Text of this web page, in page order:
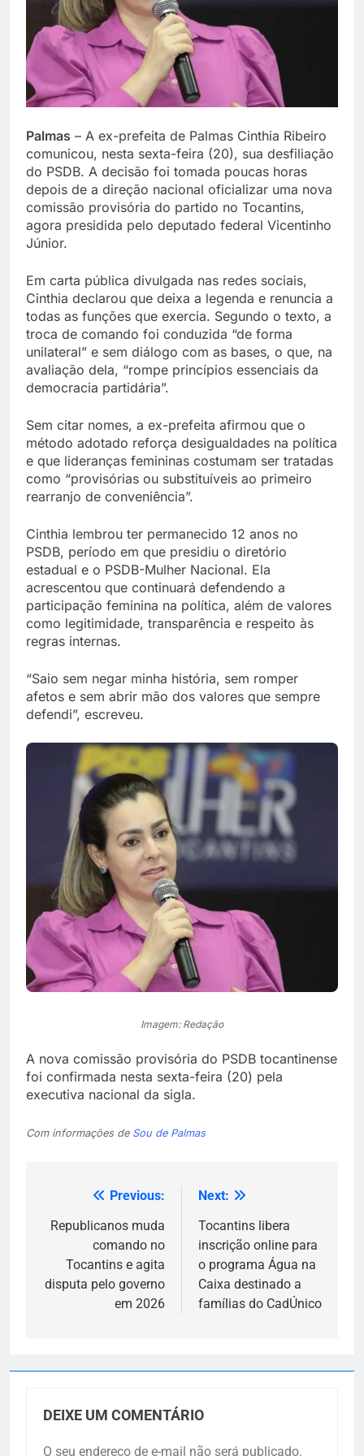
Palmas – A ex-prefeita de Palmas Cinthia Ribeiro
comunicou, nesta sexta-feira (20), sua desfiliação
do PSDB. A decisão foi tomada poucas horas
depois de a direção nacional oficializar uma nova
comissão provisória do partido no Tocantins,
agora presidida pelo deputado federal Vicentinho
Júnior.
Em carta pública divulgada nas redes sociais,
Cinthia declarou que deixa a legenda e renuncia a
todas as funções que exercia. Segundo o texto, a
troca de comando foi conduzida “de forma
unilateral” e sem diálogo com as bases, o que, na
avaliação dela, “rompe princípios essenciais da
democracia partidária”.
Sem citar nomes, a ex-prefeita afirmou que o
método adotado reforça desigualdades na política
e que lideranças femininas costumam ser tratadas
como “provisórias ou substituíveis ao primeiro
rearranjo de conveniência”.
Cinthia lembrou ter permanecido 12 anos no
PSDB, período em que presidiu o diretório
estadual e o PSDB-Mulher Nacional. Ela
acrescentou que continuará defendendo a
participação feminina na política, além de valores
como legitimidade, transparência e respeito às
regras internas.
“Saio sem negar minha história, sem romper
afetos e sem abrir mão dos valores que sempre
defendi”, escreveu.
Imagem: Redação
A nova comissão provisória do PSDB tocantinense
foi confirmada nesta sexta-feira (20) pela
executiva nacional da sigla.
Com informações de Sou de Palmas
Navegação
de
Post
Previous:
Republicanos muda
comando no
Tocantins e agita
disputa pelo governo
em 2026
Next:
Tocantins libera
inscrição online para
o programa Água na
Caixa destinado a
famílias do CadÚnico
DEIXE UM COMENTÁRIO
O seu endereço de e-mail não será publicado.